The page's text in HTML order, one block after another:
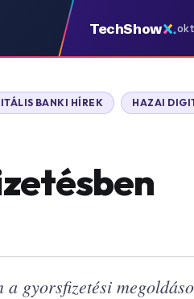
TechShow
BANKI HÍREK HAZAI
gyorsfizetési